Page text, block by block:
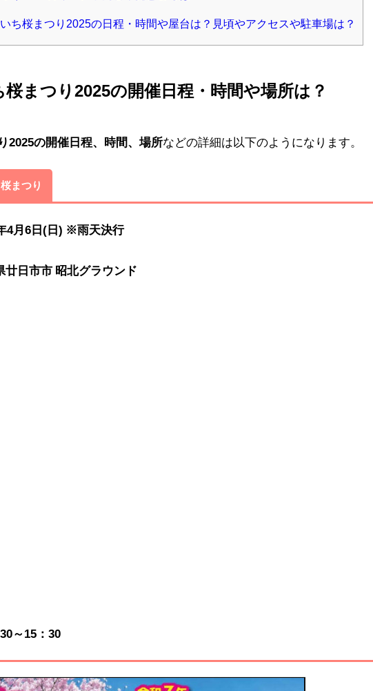
ち桜まつり2025の日程・時間や屋台は？見頃やアクセスや駐車場は？
まつり2025の開催日程・時間や場所は？
2025の開催日程、時間、場所などの詳細は以下のようになります。
まつり
4月6日(日) ※雨天決行
廿日市市 昭北グラウンド
～15：30